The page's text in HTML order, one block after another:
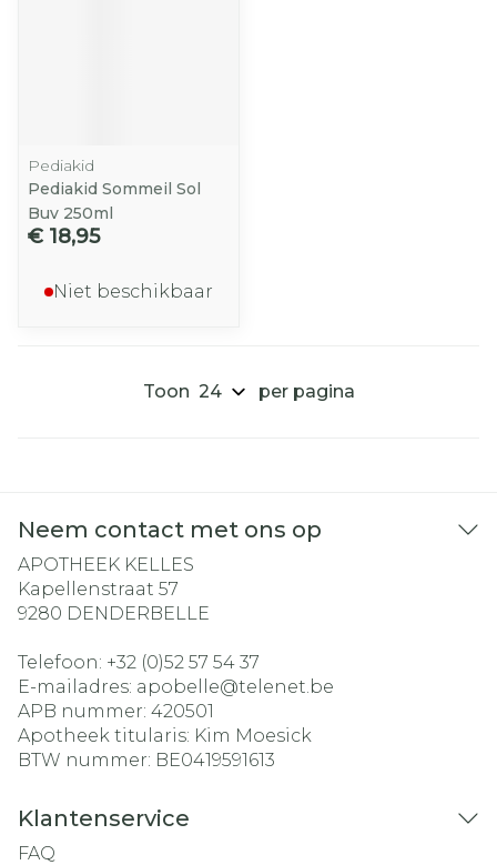
Pediakid
Pediakid Sommeil Sol
Buv 250ml
€ 18,95
Niet beschikbaar
Toon per pagina
Neem contact met ons op
APOTHEEK KELLES
Kapellenstraat 57
9280 DENDERBELLE
Telefoon: +32 (0)52 57 54 37
E-mailadres: apobelle@telenet.be
APB nummer: 420501
Apotheek titularis: Kim Moesick
BTW nummer: BE0419591613
Klantenservice
FAQ